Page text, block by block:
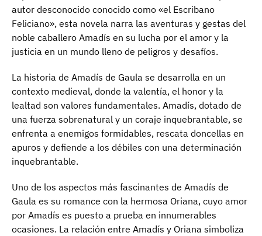
autor desconocido conocido como «el Escribano
Feliciano», esta novela narra las aventuras y gestas del
noble caballero Amadís en su lucha por el amor y la
justicia en un mundo lleno de peligros y desafíos.
La historia de Amadís de Gaula se desarrolla en un
contexto medieval, donde la valentía, el honor y la
lealtad son valores fundamentales. Amadís, dotado de
una fuerza sobrenatural y un coraje inquebrantable, se
enfrenta a enemigos formidables, rescata doncellas en
apuros y defiende a los débiles con una determinación
inquebrantable.
Uno de los aspectos más fascinantes de Amadís de
Gaula es su romance con la hermosa Oriana, cuyo amor
por Amadís es puesto a prueba en innumerables
ocasiones. La relación entre Amadís y Oriana simboliza